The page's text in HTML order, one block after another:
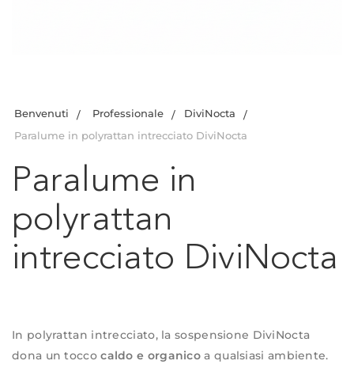
Benvenuti Professionale
DiviNocta
Paralume in polyrattan intrecciato DiviNocta
Paralume in
polyrattan
intrecciato DiviNocta
In polyrattan intrecciato, la sospensione DiviNocta
dona un toccocaldo e organico a qualsiasi ambiente.